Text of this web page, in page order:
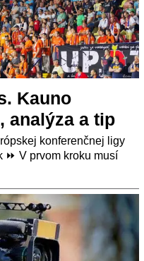
Kauno
analýza a tip
konferenčnej ligy
⏩ V prvom kroku musí